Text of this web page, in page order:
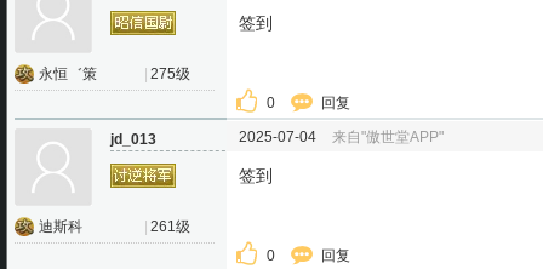
永恒゛策 275级
签到
0 回复
jd_013
迪斯科 261级
2025-07-04 来自"傲世堂APP"
签到
0 回复